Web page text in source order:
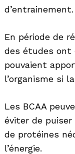
d’entrainement.
En période de
des études ont
pouvaient
l’organisme si
Les BCAA
éviter de
de protéines
l’énergie.